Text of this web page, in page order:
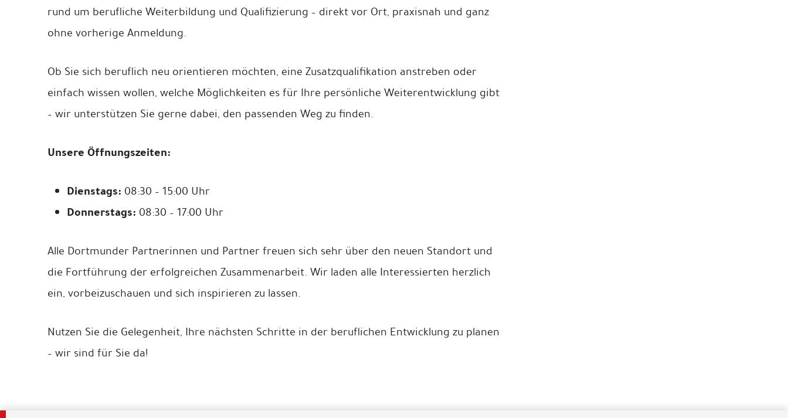
rund um berufliche Weiterbildung und Qualifizierung – direkt vor Ort, praxisnah und ganz
ohne vorherige Anmeldung.
Ob Sie sich beruflich neu orientieren möchten, eine Zusatzqualifikation anstreben oder
einfach wissen wollen, welche Möglichkeiten es für Ihre persönliche Weiterentwicklung gibt
– wir unterstützen Sie gerne dabei, den passenden Weg zu finden.
Unsere Öffnungszeiten:
Dienstags: 08:30 – 15:00 Uhr
Donnerstags: 08:30 – 17:00 Uhr
Alle Dortmunder Partnerinnen und Partner freuen sich sehr über den neuen Standort und
die Fortführung der erfolgreichen Zusammenarbeit. Wir laden alle Interessierten herzlich
ein, vorbeizuschauen und sich inspirieren zu lassen.
Nutzen Sie die Gelegenheit, Ihre nächsten Schritte in der beruflichen Entwicklung zu planen
– wir sind für Sie da!